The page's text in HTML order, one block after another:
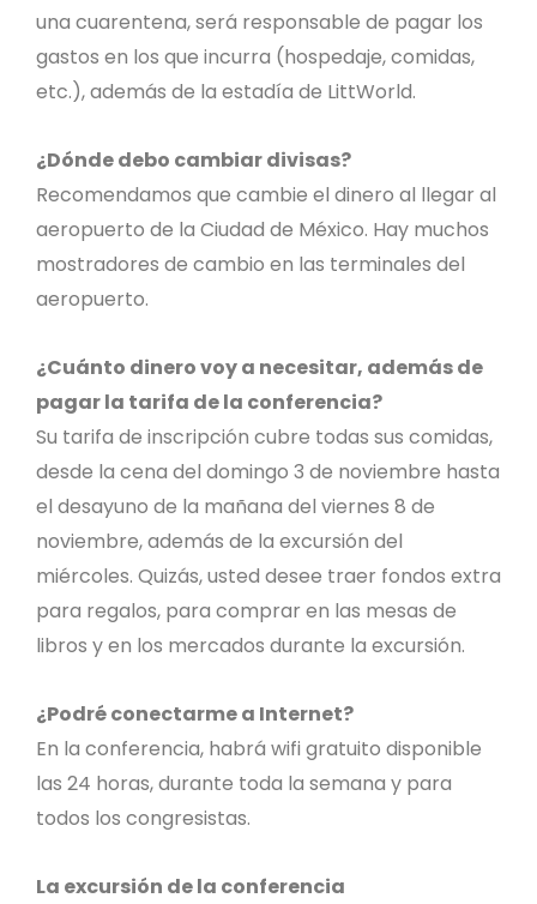
una cuarentena, será responsable de pagar los
gastos en los que incurra (hospedaje, comidas,
etc.), además de la estadía de LittWorld.
¿Dónde debo cambiar divisas?
Recomendamos que cambie el dinero al llegar al
aeropuerto de la Ciudad de México. Hay muchos
mostradores de cambio en las terminales del
aeropuerto.
¿Cuánto dinero voy a necesitar, además de
pagar la tarifa de la conferencia?
Su tarifa de inscripción cubre todas sus comidas,
desde la cena del domingo 3 de noviembre hasta
el desayuno de la mañana del viernes 8 de
noviembre, además de la excursión del
miércoles. Quizás, usted desee traer fondos extra
para regalos, para comprar en las mesas de
libros y en los mercados durante la excursión.
¿Podré conectarme a Internet?
En la conferencia, habrá wifi gratuito disponible
las 24 horas, durante toda la semana y para
todos los congresistas.
La excursión de la conferencia